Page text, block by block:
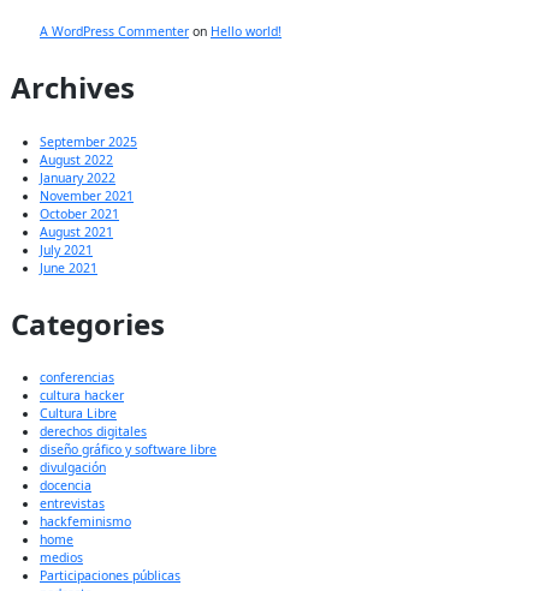
A WordPress Commenteron Hello world!
Archives
September 2025
August 2022
January 2022
November 2021
October 2021
August 2021
July 2021
June 2021
Categories
conferencias
cultura hacker
Cultura Libre
derechos digitales
diseño gráfico y software libre
divulgación
docencia
entrevistas
hackfeminismo
home
medios
Participaciones públicas